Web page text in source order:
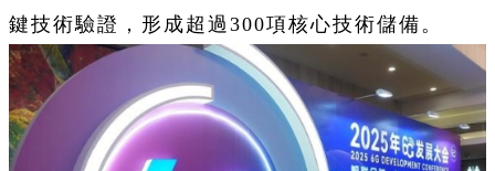
鍵技術驗證，形成超過300項核心技術儲備。